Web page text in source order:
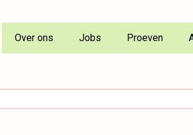
Over ons Jobs Proeven